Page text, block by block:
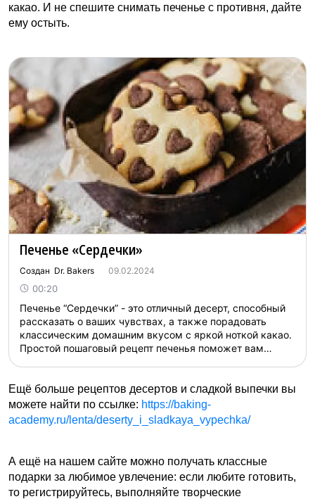
какао. И не спешите снимать печенье с противня, дайте
ему остыть.
Печенье «Сердечки»
Создан Dr. Bakers 09.02.2024
00:20
Печенье “Сердечки” - это отличный десерт, способный
рассказать о ваших чувствах, а также порадовать
классическим домашним вкусом с яркой ноткой какао.
Простой пошаговый рецепт печенья поможет вам
Ещё больше рецептов десертов и сладкой выпечки вы
можете найти по ссылке: https://baking-
academy.ru/lenta/deserty_i_sladkaya_vypechka/
А ещё на нашем сайте можно получать классные
подарки за любимое увлечение: если любите готовить,
то регистрируйтесь, выполняйте творческие